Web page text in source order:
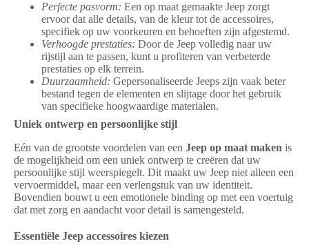
Perfecte pasvorm: Een op maat gemaakte Jeep zorgt
ervoor dat alle details, van de kleur tot de accessoires,
specifiek op uw voorkeuren en behoeften zijn afgestemd.
Verhoogde prestaties: Door de Jeep volledig naar uw
rijstijl aan te passen, kunt u profiteren van verbeterde
prestaties op elk terrein.
Duurzaamheid: Gepersonaliseerde Jeeps zijn vaak beter
bestand tegen de elementen en slijtage door het gebruik
van specifieke hoogwaardige materialen.
Uniek ontwerp en persoonlijke stijl
Eén van de grootste voordelen van een Jeep op maat maken is
de mogelijkheid om een uniek ontwerp te creëren dat uw
persoonlijke stijl weerspiegelt. Dit maakt uw Jeep niet alleen een
vervoermiddel, maar een verlengstuk van uw identiteit.
Bovendien bouwt u een emotionele binding op met een voertuig
dat met zorg en aandacht voor detail is samengesteld.
Essentiële Jeep accessoires kiezen